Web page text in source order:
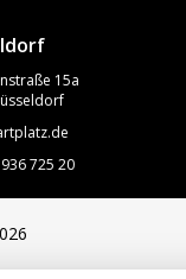
15a
725 20